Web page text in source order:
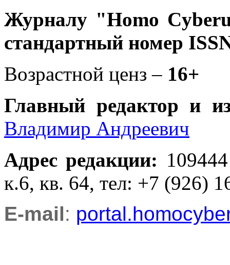
Журналу "Homo
стандартный номер
Возрастной ценз – 16+
Главный редактор и
Владимир Андреевич
Адрес редакции:
к.6, кв. 64, тел: +7 (926)
E-mail: